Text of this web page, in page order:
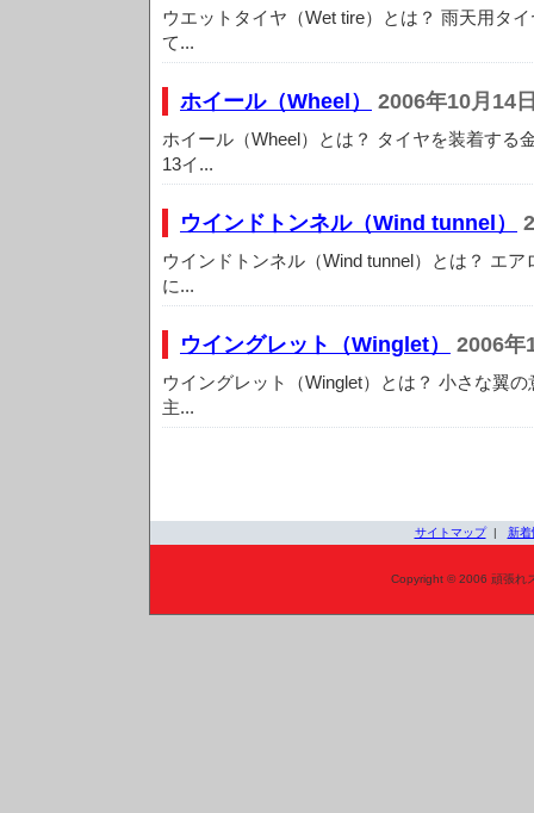
ウエットタイヤ（Wet tire）とは？ 雨天用タ
て...
ホイール（Wheel） 2006年10月14
ホイール（Wheel）とは？ タイヤを装着する
13イ...
ウインドトンネル（Wind tunnel）
ウインドトンネル（Wind tunnel）とは？ エ
に...
ウイングレット（Winglet） 2006年
ウイングレット（Winglet）とは？ 小さな翼
主...
サイトマップ| 新着
Copyright © 2006 頑張れ